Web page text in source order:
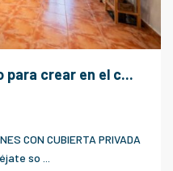
para crear en el c...
CON CUBIERTA PRIVADA
so